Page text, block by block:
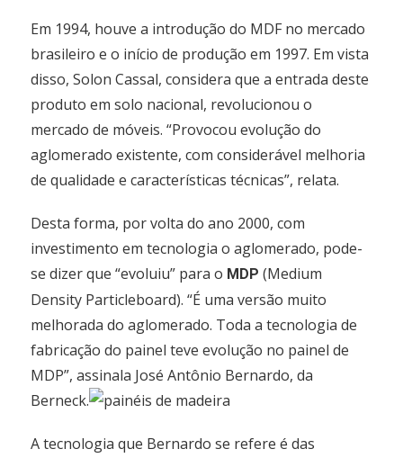
Em 1994, houve a introdução do MDF no mercado
brasileiro e o início de produção em 1997. Em vista
disso, Solon Cassal, considera que a entrada deste
produto em solo nacional, revolucionou o
mercado de móveis. “Provocou evolução do
aglomerado existente, com considerável melhoria
de qualidade e características técnicas”, relata.
Desta forma, por volta do ano 2000, com
investimento em tecnologia o aglomerado, pode-
se dizer que “evoluiu” para o MDP (Medium
Density Particleboard). “É uma versão muito
melhorada do aglomerado. Toda a tecnologia de
fabricação do painel teve evolução no painel de
MDP”, assinala José Antônio Bernardo, da
Berneck.
A tecnologia que Bernardo se refere é das